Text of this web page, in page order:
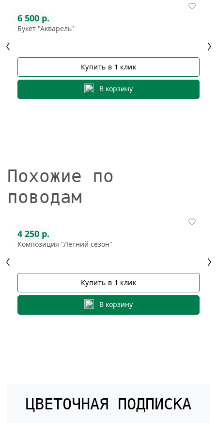
6 500 р.
Букет "Акварель"
Купить в 1 клик
В корзину
Похожие по
поводам
4 250 р.
Композиция "Летний сезон"
Купить в 1 клик
В корзину
ЦВЕТОЧНАЯ ПОДПИСКА